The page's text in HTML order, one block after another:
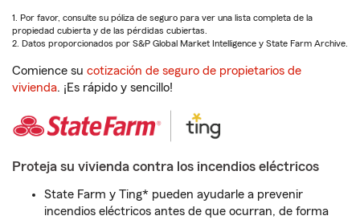
1. Por favor, consulte su póliza de seguro para ver una lista completa de la
propiedad cubierta y de las pérdidas cubiertas.
2. Datos proporcionados por S&P Global Market Intelligence y State Farm Archive.
Comience su cotización de seguro de propietarios de
vivienda. ¡Es rápido y sencillo!
Proteja su vivienda contra los incendios eléctricos
State Farm y Ting* pueden ayudarle a prevenir
incendios eléctricos antes de que ocurran, de forma